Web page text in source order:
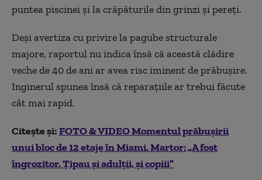
puntea piscinei și la crăpăturile din grinzi și pereți.
Deși avertiza cu privire la pagube structurale
majore, raportul nu indica însă că această clădire
veche de 40 de ani ar avea risc iminent de prăbușire.
Inginerul spunea însă că reparațiile ar trebui făcute
cât mai rapid.
Citește și:FOTO & VIDEO Momentul prăbușirii
unui bloc de 12 etaje în Miami. Martor: „A fost
îngrozitor. Țipau și adulții, și copiii”